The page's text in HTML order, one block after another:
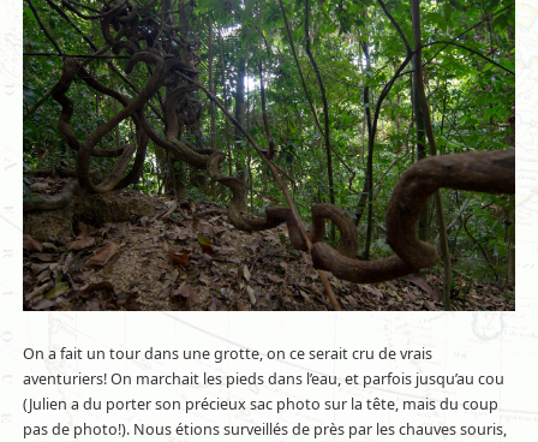
On a fait un tour dans une grotte, on ce serait cru de vrais
aventuriers! On marchait les pieds dans l’eau, et parfois jusqu’au cou
(Julien a du porter son précieux sac photo sur la tête, mais du coup
pas de photo!). Nous étions surveillés de près par les chauves souris,